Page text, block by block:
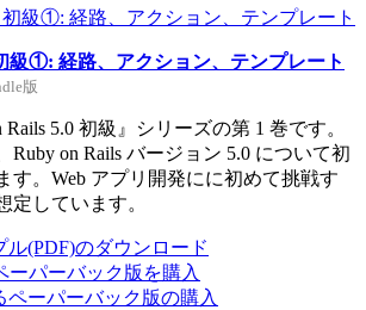
級①: 経路、アクション、テンプレート
版
5.0 初級』シリーズの第 1 巻です。
Ruby on Rails バージョン 5.0 について初
す。Web アプリ開発にに初めて挑戦す
定しています。
ル(PDF)のダウンロード
ーパーバック版を購入
ペーパーバック版の購入